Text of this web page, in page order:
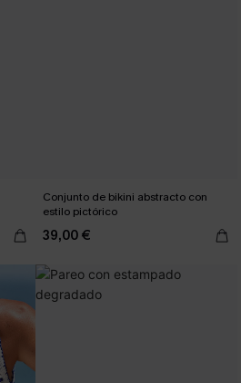
Conjunto de bikini abstracto con
estilo pictórico
39,00 €